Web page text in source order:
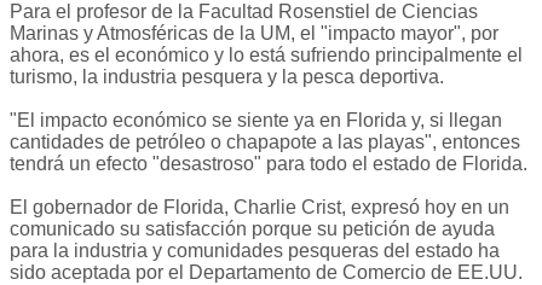
Para el profesor de la Facultad Rosenstiel de Ciencias
Marinas y Atmosféricas de la UM, el "impacto mayor", por
ahora, es el económico y lo está sufriendo principalmente el
turismo, la industria pesquera y la pesca deportiva.
"El impacto económico se siente ya en Florida y, si llegan
cantidades de petróleo o chapapote a las playas", entonces
tendrá un efecto "desastroso" para todo el estado de Florida.
El gobernador de Florida, Charlie Crist, expresó hoy en un
comunicado su satisfacción porque su petición de ayuda
para la industria y comunidades pesqueras del estado ha
sido aceptada por el Departamento de Comercio de EE.UU.